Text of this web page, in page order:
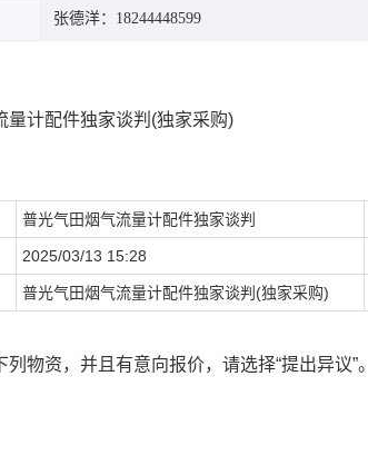
张德洋：18244448599
量计配件独家谈判(独家采购)
普光气田烟气流量计配件独家谈判
2025/03/13 15:28
普光气田烟气流量计配件独家谈判(独家采购)
物资，并且有意向报价，请选择“提出异议”。